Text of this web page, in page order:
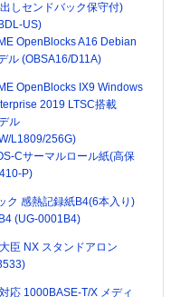
しセンドバック保守付)
US)
OpenBlocks A16 Debian
ル (OBSA16/D11A)
OpenBlocks IX9 Windows
2019 LTSC搭載
ル
L1809/256G)
Cサーマルロール紙(高保
P)
ク 感熱記録紙B4(6本入り)
(UG-0001B4)
臣 NX スタンドアロン
応 1000BASE-T/X メディ